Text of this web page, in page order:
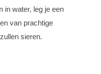
in water, leg je een
van prachtige
sieren.